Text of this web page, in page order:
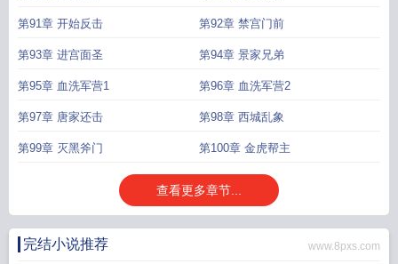
第91章 开始反击 第92章 禁宫门前
第93章 进宫面圣 第94章 景家兄弟
第95章 血洗军营1 第96章 血洗军营2
第97章 唐家还击 第98章 西城乱象
第99章 灭黑斧门 第100章 金虎帮主
查看更多章节...
完结小说推荐 www.8pxs.com